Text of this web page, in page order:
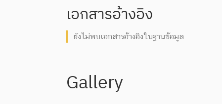
เอกสารอ้างอิง
ยังไม่พบเอกสารอ้างอิงในฐานข้อมูล
Gallery